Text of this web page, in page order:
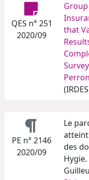
QES n° 251
2020/09
that
Survey
PE n° 2146
2020/09
Le
des
Hygie.